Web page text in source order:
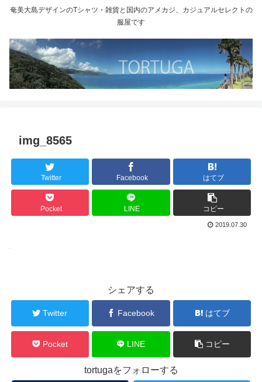
奄美大島デザインのTシャツ・雑貨と国内のアメカジ、カジュアルセレクトの
服屋です
img_8565
Twitter Facebook はてブ
Pocket LINE コピー
2019.07.30
シェアする
Twitter Facebook はてブ
Pocket LINE コピー
tortugaをフォローする